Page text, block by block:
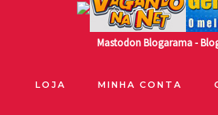
MastodonBlogarama -
LOJA MINHA CONTA